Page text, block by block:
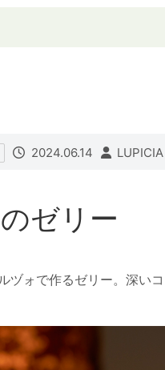
2024.06.14 LUPICIA
ゼリー
ヅォで作るゼリー。深い